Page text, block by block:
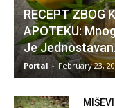
RECEPT ZBOG
APOTEKU:
Je
Portal - February 23,